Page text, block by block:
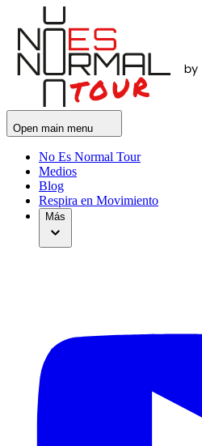
Open main menu
No Es Normal Tour
Medios
Blog
Respira en Movimiento
Más